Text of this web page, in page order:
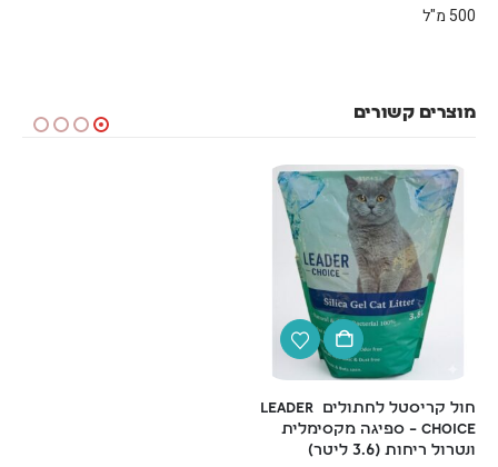
500 מ"ל
מוצרים קשורים
חול קריסטל לחתולים Leader
Choice – ספיגה מקסימלית
ונטרול ריחות (3.6 ליטר)